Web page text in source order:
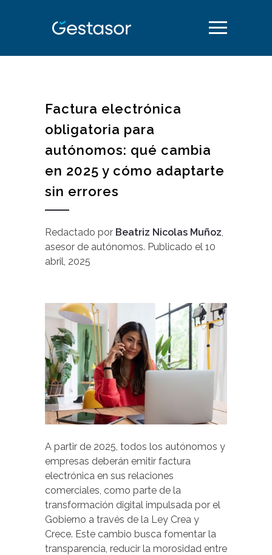
Factura electrónica
obligatoria para
autónomos: qué cambia
en 2025 y cómo adaptarte
sin errores
Redactado por Beatriz Nicolas Muñoz,
asesor de autónomos. Publicado el 10
abril, 2025
A partir de 2025, todos los autónomos y
empresas deberán emitir factura
electrónica en sus relaciones
comerciales, como parte de la
transformación digital impulsada por el
Gobierno a través de la Ley Crea y
Crece. Este cambio busca fomentar la
transparencia, reducir la morosidad entre